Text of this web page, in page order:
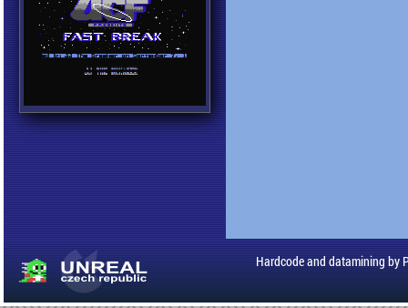
Hardcode and datamining by